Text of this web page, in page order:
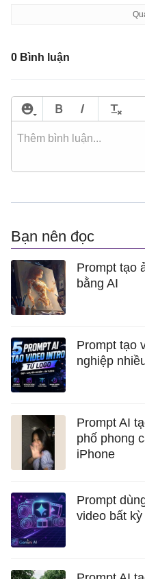
0 Bình luận
Bạn nên đọc
Prompt tạo
bằng AI
Prompt tạo
nghiệp
Prompt AI
phố phong
iPhone
Prompt
video bất kỳ